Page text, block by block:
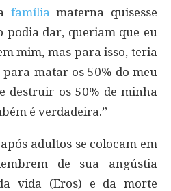
família materna quisesse
podia dar, queriam que eu
mim, mas para isso, teria
matar os 50% do meu
destruir os 50% de minha
é verdadeira.”
adultos se colocam em
de sua angústia
vida (Eros) e da morte